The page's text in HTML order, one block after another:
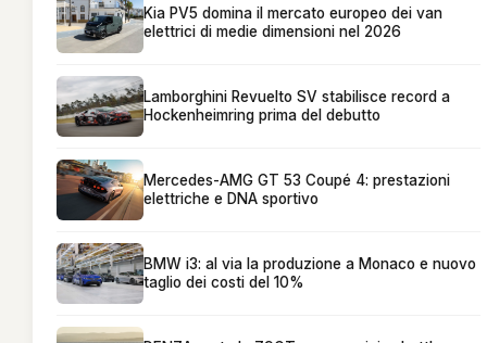
Kia PV5 domina il mercato europeo dei van
elettrici di medie dimensioni nel 2026
Lamborghini Revuelto SV stabilisce record a
Hockenheimring prima del debutto
Mercedes-AMG GT 53 Coupé 4: prestazioni
elettriche e DNA sportivo
BMW i3: al via la produzione a Monaco e nuovo
taglio dei costi del 10%